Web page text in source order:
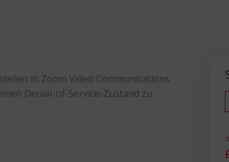
in Zoom Video Communications
Denial-of-Service-Zustand zu